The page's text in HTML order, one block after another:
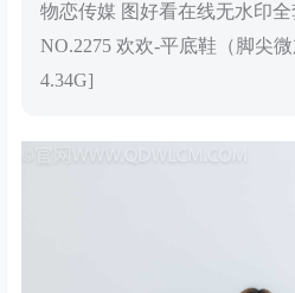
物恋传媒 图好看在线无水印
NO.2275 欢欢-平底鞋（脚尖
4.34G]